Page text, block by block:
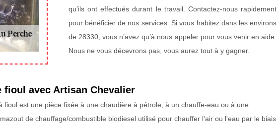
qu’ils ont effectués durant le travail. Contactez-nous rapidement
pour bénéficier de nos services. Si vous habitez dans les environs
de 28330, vous n’avez qu’à nous appeler pour vous venir en aide.
Nous ne vous décevrons pas, vous aurez tout à y gagner.
fioul avec Artisan Chevalier
est une pièce fixée à une chaudière à pétrole, à un chauffe-eau ou à une
de chauffage/combustible biodiesel utilisé pour chauffer l'air ou l'eau par le biais